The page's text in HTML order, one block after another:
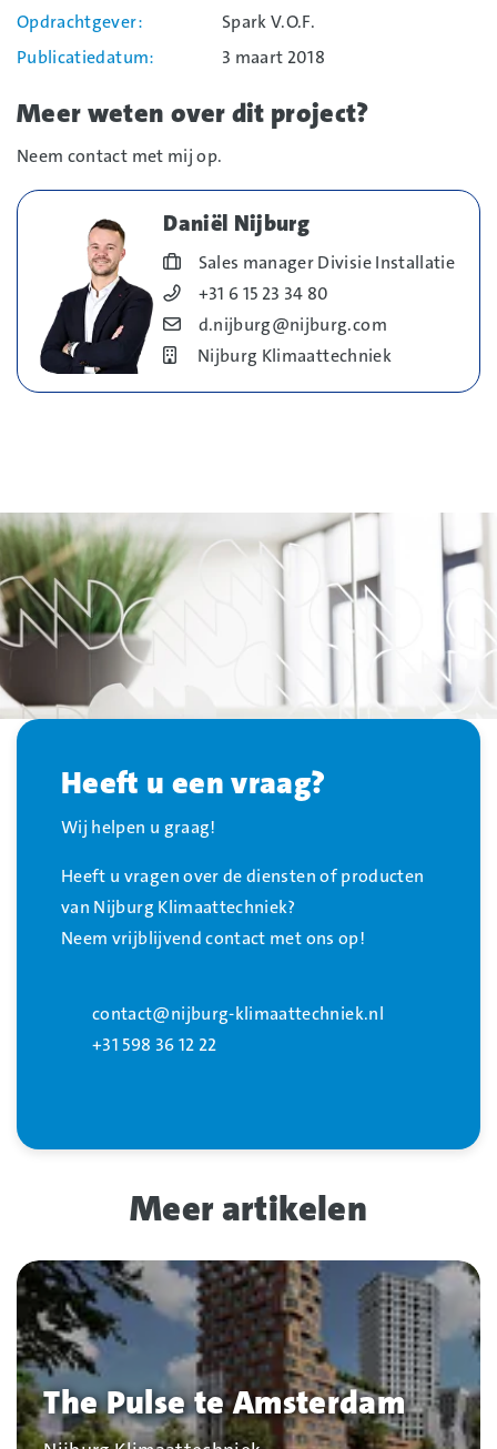
Opdrachtgever
Spark V.O.F.
Publicatiedatum
3 maart 2018
Meer weten over dit project?
Neem contact met mij op.
Daniël Nijburg
Blog_field_Functie
Sales manager Divisie Installatie
Blog_field_Telefoonnummer
+31 6 15 23 34 80
Blog_field_E-mail
d.nijburg@nijburg.com
Bedrijf
Nijburg Klimaattechniek
Heeft u een vraag?
Wij helpen u graag!
Heeft u vragen over de diensten of producten
van Nijburg Klimaattechniek?
Neem vrijblijvend contact met ons op!
contact@nijburg-klimaattechniek.nl
+31 598 36 12 22
Meer artikelen
The Pulse te Amsterdam